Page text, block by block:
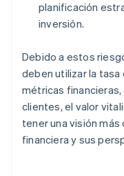
planificación
inversión.
Debido a estos
deben utilizar la
métricas
clientes, el valor
tener una visión
financiera y sus